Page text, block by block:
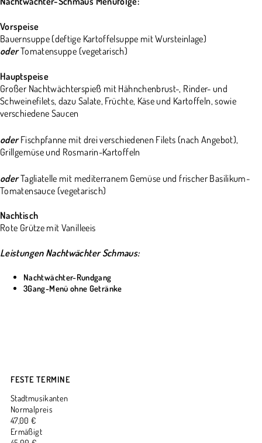
Vorspeise
Bauernsuppe (deftige Kartoffelsuppe mit Wursteinlage)
oderTomatensuppe (vegetarisch)
Hauptspeise
Großer Nachtwächterspieß mit Hähnchenbrust-, Rinder- und
Schweinefilets, dazu Salate, Früchte, Käse und Kartoffeln, sowie
verschiedene Saucen
oderFischpfanne mit drei verschiedenen Filets (nach Angebot),
Grillgemüse und Rosmarin-Kartoffeln
oderTagliatelle mit mediterranem Gemüse und frischer Basilikum-
Tomatensauce (vegetarisch)
Nachtisch
Rote Grütze mit Vanilleeis
Leistungen Nachtwächter Schmaus:
Nachtwächter-Rundgang
3Gang-Menü ohne Getränke
FESTE TERMINE
Stadtmusikanten
Normalpreis
47,00 €
Ermäßigt